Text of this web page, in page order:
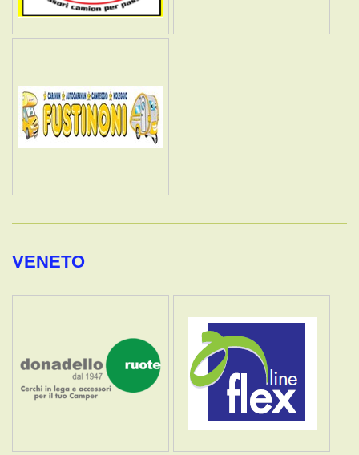
VENETO